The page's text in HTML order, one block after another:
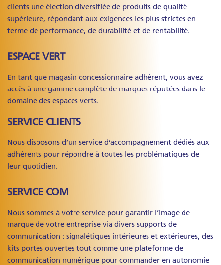
clients une élection diversifiée de produits de qualité
supérieure, répondant aux exigences les plus strictes en
terme de performance, de durabilité et de rentabilité.
ESPACE VERT
En tant que magasin concessionnaire adhérent, vous avez
accès à une gamme complète de marques réputées dans le
domaine des espaces verts.
SERVICE CLIENTS
Nous disposons d’un service d’accompagnement dédiés aux
adhérents pour répondre à toutes les problématiques de
leur quotidien.
SERVICE COM
Nous sommes à votre service pour garantir l’image de
marque de votre entreprise via divers supports de
communication : signalétiques intérieures et extérieures, des
kits portes ouvertes tout comme une plateforme de
communication numérique pour commander en autonomie